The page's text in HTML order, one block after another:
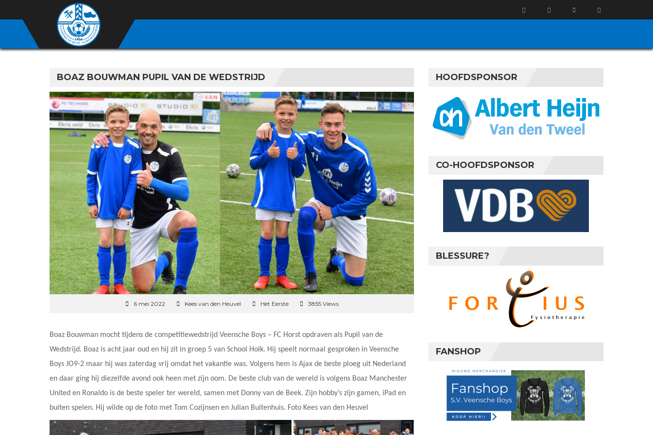
BOAZ BOUWMAN PUPIL VAN DE WEDSTRIJD
6 mei 2022 Kees van den Heuvel Het Eerste 3855 Views
Boaz Bouwman mocht tijdens de competitiewedstrijd Veensche Boys – FC Horst opdraven als Pupil van de
Wedstrijd. Boaz is acht jaar oud en hij zit in groep 5 van School Holk. Hij speelt normaal gesproken in Veensche
Boys JO9-2 maar hij was zaterdag vrij omdat het vakantie was. Volgens hem is Ajax de beste ploeg uit Nederland
en daar ging hij diezelfde avond ook heen met zijn oom. De beste club van de wereld is volgens Boaz Manchester
United en Ronaldo is de beste speler ter wereld, samen met Donny van de Beek. Zijn hobby’s zijn gamen, iPad en
buiten spelen. Hij wilde op de foto met Tom Cozijnsen en Julian Buitenhuis. Foto Kees van den Heuvel
HOOFDSPONSOR
CO-HOOFDSPONSOR
BLESSURE?
FANSHOP